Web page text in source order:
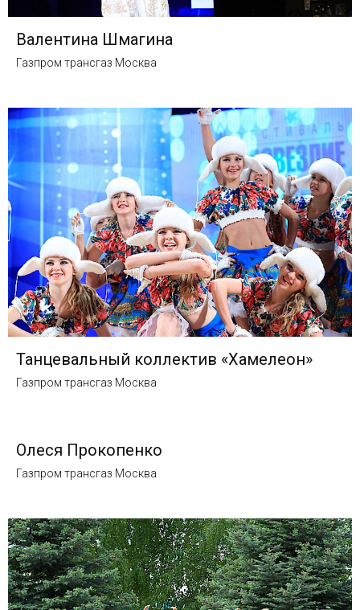
Валентина Шмагина
Газпром трансгаз Москва
Танцевальный коллектив «Хамелеон»
Газпром трансгаз Москва
Олеся Прокопенко
Газпром трансгаз Москва